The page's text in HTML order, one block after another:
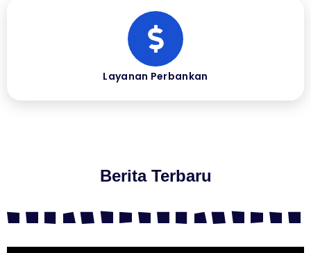
Layanan Perbankan
Berita Terbaru